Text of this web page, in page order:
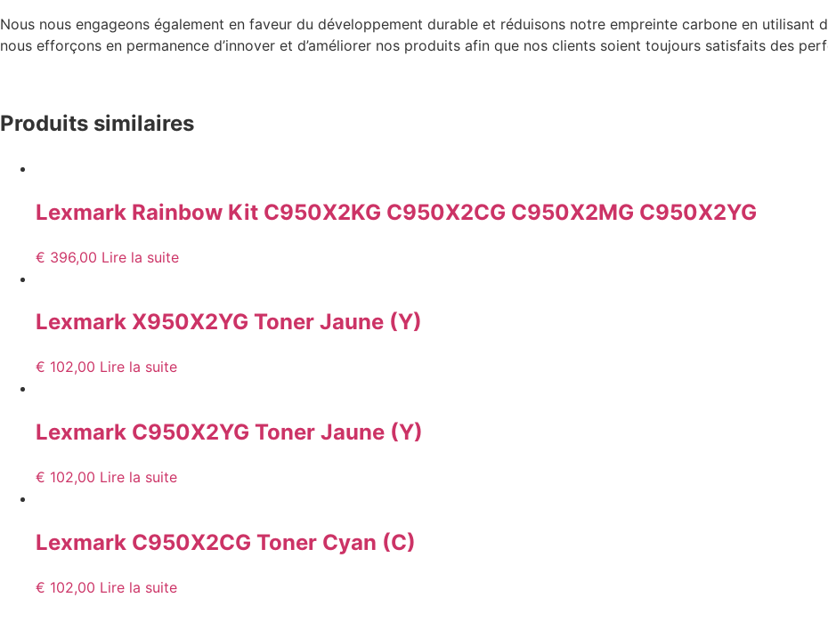
Nous nous engageons également en faveur du développement durable et réduisons notre empreinte carbone en utilisant
nous efforçons en permanence d’innover et d’améliorer nos produits afin que nos clients soient toujours satisfaits des
Produits similaires
Lexmark Rainbow Kit C950X2KG C950X2CG C950X2MG C950X2YG
€ 396,00 Lire la suite
Lexmark X950X2YG Toner Jaune (Y)
€ 102,00 Lire la suite
Lexmark C950X2YG Toner Jaune (Y)
€ 102,00 Lire la suite
Lexmark C950X2CG Toner Cyan (C)
€ 102,00 Lire la suite